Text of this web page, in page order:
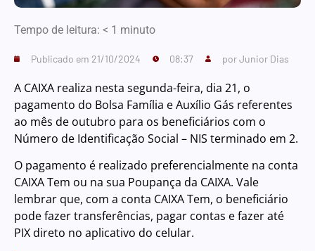
Tempo de leitura: < 1 minuto
Publicado em 21/10/2024 08:37 porJunior Dias
A CAIXA realiza nesta segunda-feira, dia 21, o
pagamento do Bolsa Família e Auxílio Gás referentes
ao mês de outubro para os beneficiários com o
Número de Identificação Social – NIS terminado em 2.
O pagamento é realizado preferencialmente na conta
CAIXA Tem ou na sua Poupança da CAIXA. Vale
lembrar que, com a conta CAIXA Tem, o beneficiário
pode fazer transferências, pagar contas e fazer até
PIX direto no aplicativo do celular.